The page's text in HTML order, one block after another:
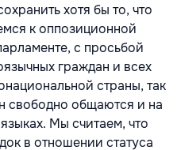
хотя бы то, что
к оппозиционной
с просьбой
граждан и всех
страны, так
свободно общаются и на
Мы считаем, что
в отношении статуса